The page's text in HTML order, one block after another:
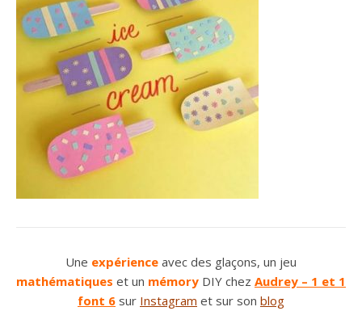
Une expérience avec des glaçons, un jeu
mathématiques et un mémory DIY chez Audrey – 1 et 1
font 6 sur Instagram et sur son blog